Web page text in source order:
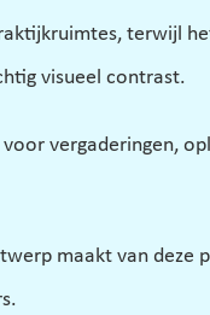
terwijl
visueel contrast.
vergaderingen,
maakt van deze